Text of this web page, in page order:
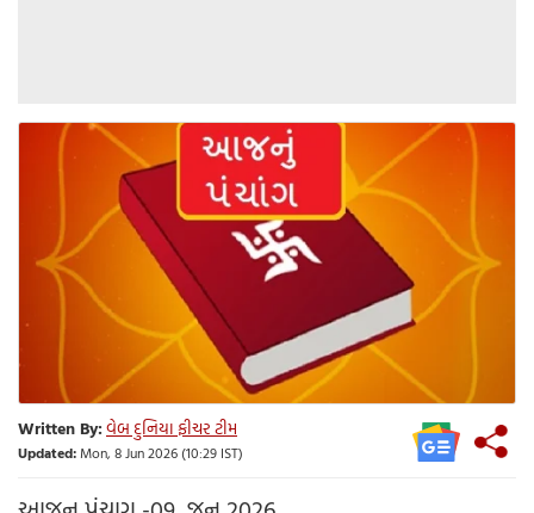
Written By:વેબ દુનિયા ફીચર ટીમ
Updated:Mon, 8 Jun 2026 (10:29 IST)